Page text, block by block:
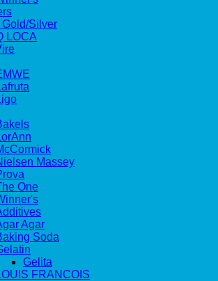
Gold/Silver
LOCA
Massey
One
Agar
Soda
Gelita
FRANCOIS